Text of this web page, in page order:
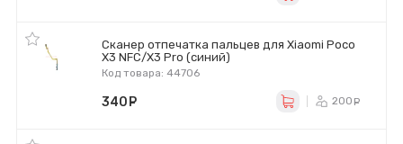
Сканер отпечатка пальцев для Xiaomi Poco
X3 NFC/X3 Pro (синий)
Код товара: 44706
340 200